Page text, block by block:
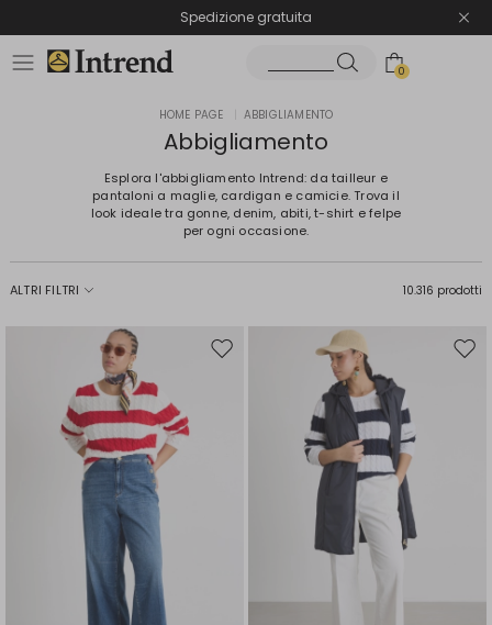
Spedizione gratuita
Reso facile e veloce
0
HOME PAGE ABBIGLIAMENTO
Abbigliamento
Esplora l'abbigliamento Intrend: da tailleur e
pantaloni a maglie, cardigan e camicie. Trova il
look ideale tra gonne, denim, abiti, t-shirt e felpe
per ogni occasione.
ALTRI FILTRI 10.316 prodotti
Sposta